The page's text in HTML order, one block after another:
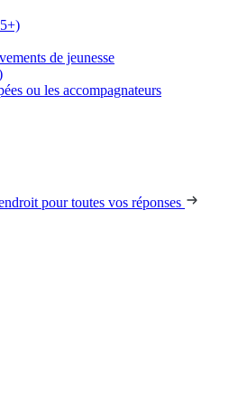
de jeunesse
ou les accompagnateurs
pour toutes vos réponses